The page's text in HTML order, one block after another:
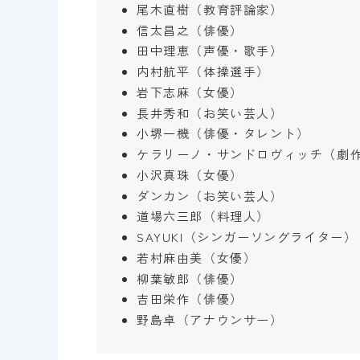
尾木直樹（教育評論家）
信太昌之（俳優）
田中理恵（声優・歌手）
内村航平（体操選手）
岩下志麻（女優）
長井秀和（お笑い芸人）
小堺一機（俳優・タレント）
ケラリーノ・サンドロヴィッチ（劇
小沢真珠（女優）
ダンカン（お笑い芸人）
道場六三郎（料理人）
SAYUKI（シンガーソングライター）
若村麻由美（女優）
柳葉敏郎（俳優）
吉田栄作（俳優）
野島卓（アナウンサー）